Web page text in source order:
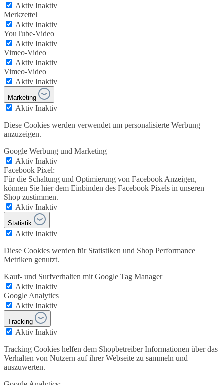
Aktiv Inaktiv
Merkzettel
Aktiv Inaktiv
YouTube-Video
Aktiv Inaktiv
Vimeo-Video
Aktiv Inaktiv
Vimeo-Video
Aktiv Inaktiv
Marketing
Aktiv Inaktiv
Diese Cookies werden verwendet um personalisierte Werbung
anzuzeigen.
Google Werbung und Marketing
Aktiv Inaktiv
Facebook Pixel:
Für die Schaltung und Optimierung von Facebook Anzeigen,
können Sie hier dem Einbinden des Facebook Pixels in unseren
Shop zustimmen.
Aktiv Inaktiv
Statistik
Aktiv Inaktiv
Diese Cookies werden für Statistiken und Shop Performance
Metriken genutzt.
Kauf- und Surfverhalten mit Google Tag Manager
Aktiv Inaktiv
Google Analytics
Aktiv Inaktiv
Tracking
Aktiv Inaktiv
Tracking Cookies helfen dem Shopbetreiber Informationen über das
Verhalten von Nutzern auf ihrer Webseite zu sammeln und
auszuwerten.